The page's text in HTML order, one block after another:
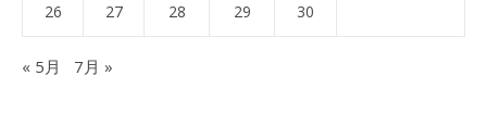
26 27 28 29 30
« 5月 7月 »